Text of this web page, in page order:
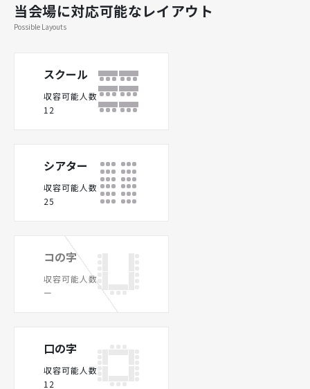
当会場に対応可能なレイアウト
Possible Layouts
スクール
収容可能人数
12
シアター
収容可能人数
25
コの字
収容可能人数
ー
口の字
収容可能人数
12